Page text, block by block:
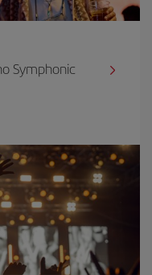
Symphonic